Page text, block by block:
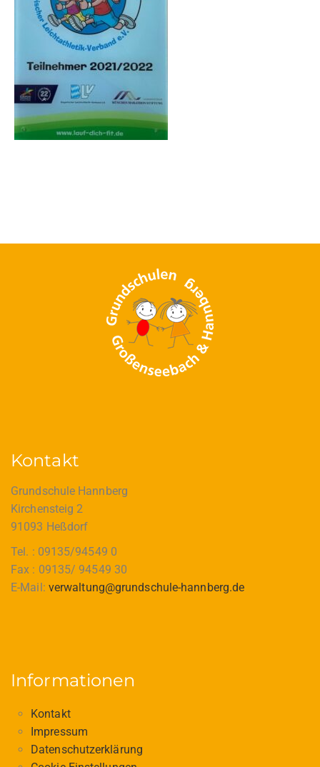
Kontakt
Grundschule Hannberg
Kirchensteig 2
91093 Heßdorf
Tel. : 09135/94549 0
Fax : 09135/ 94549 30
E-Mail: verwaltung@grundschule-hannberg.de
Informationen
Kontakt
Impressum
Datenschutzerklärung